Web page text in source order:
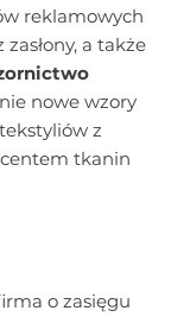
reklamowych
zasłony, a także
nowe wzory
z
tkanin
o zasięgu